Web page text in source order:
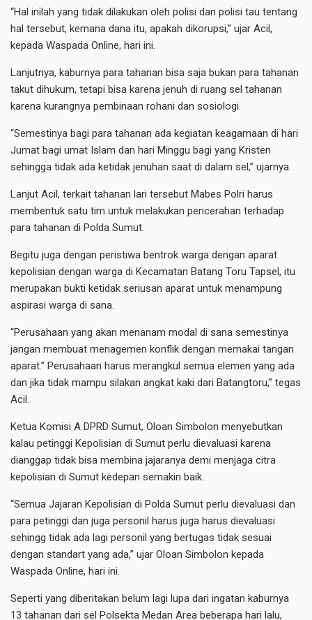
“Hal inilah yang tidak dilakukan oleh polisi dan polisi tau tentang
hal tersebut, kemana dana itu, apakah dikorupsi,” ujar Acil,
kepada Waspada Online, hari ini.
Lanjutnya, kaburnya para tahanan bisa saja bukan para tahanan
takut dihukum, tetapi bisa karena jenuh di ruang sel tahanan
karena kurangnya pembinaan rohani dan sosiologi.
“Semestinya bagi para tahanan ada kegiatan keagamaan di hari
Jumat bagi umat Islam dan hari Minggu bagi yang Kristen
sehingga tidak ada ketidak jenuhan saat di dalam sel,” ujarnya.
Lanjut Acil, terkait tahanan lari tersebut Mabes Polri harus
membentuk satu tim untuk melakukan pencerahan terhadap
para tahanan di Polda Sumut.
Begitu juga dengan peristiwa bentrok warga dengan aparat
kepolisian dengan warga di Kecamatan Batang Toru Tapsel, itu
merupakan bukti ketidak seriusan aparat untuk menampung
aspirasi warga di sana.
“Perusahaan yang akan menanam modal di sana semestinya
jangan membuat menagemen konflik dengan memakai tangan
aparat.” Perusahaan harus merangkul semua elemen yang ada
dan jika tidak mampu silakan angkat kaki dari Batangtoru,” tegas
Acil.
Ketua Komisi A DPRD Sumut, Oloan Simbolon menyebutkan
kalau petinggi Kepolisian di Sumut perlu dievaluasi karena
dianggap tidak bisa membina jajaranya demi menjaga citra
kepolisian di Sumut kedepan semakin baik.
“Semua Jajaran Kepolisian di Polda Sumut perlu dievaluasi dan
para petinggi dan juga personil harus juga harus dievaluasi
sehingg tidak ada lagi personil yang bertugas tidak sesuai
dengan standart yang ada,” ujar Oloan Simbolon kepada
Waspada Online, hari ini.
Seperti yang diberitakan belum lagi lupa dari ingatan kaburnya
13 tahanan dari sel Polsekta Medan Area beberapa hari lalu,